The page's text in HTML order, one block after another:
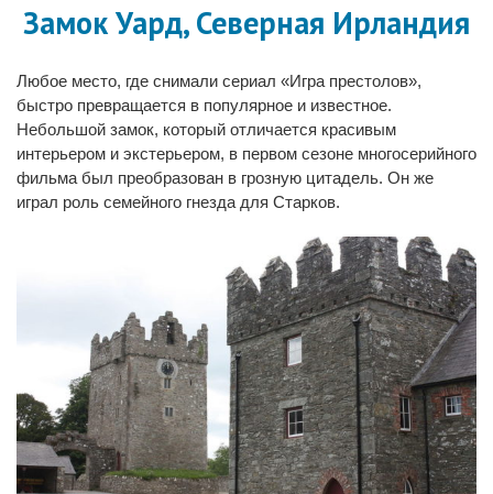
Замок Уард, Северная Ирландия
Любое место, где снимали сериал «Игра престолов»,
быстро превращается в популярное и известное.
Небольшой замок, который отличается красивым
интерьером и экстерьером, в первом сезоне многосерийного
фильма был преобразован в грозную цитадель. Он же
играл роль семейного гнезда для Старков.